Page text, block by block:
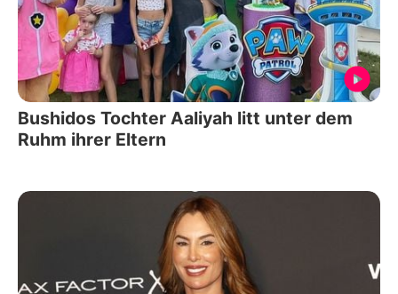
Bushidos Tochter Aaliyah litt unter dem
Ruhm ihrer Eltern